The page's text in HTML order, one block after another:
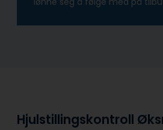
Hjulstillingskontroll